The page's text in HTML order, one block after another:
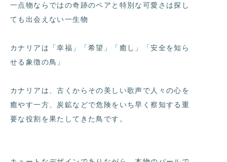
一点物ならではの奇跡のペアと特別な可愛さは探し
ても出会えない一生物
カナリアは「幸福」「希望」「癒し」「安全を知ら
せる象徴の鳥」
カナリアは、古くからその美しい歌声で人々の心を
癒やす一方、炭鉱などで危険をいち早く察知する重
要な役割を果たしてきた鳥です。